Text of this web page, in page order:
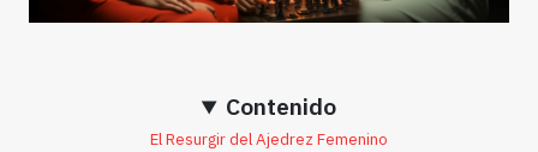
Contenido
El Resurgir del Ajedrez Femenino